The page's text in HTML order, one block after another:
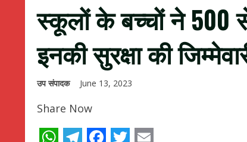
स्कूलों के बच्चों ने 500
इनकी सुरक्षा की
उप संपादक June 13, 2023
Share Now